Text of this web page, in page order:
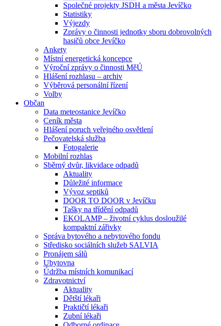
Společné projekty JSDH a města Jevíčko
Statistiky
Výjezdy
Zprávy o činnosti jednotky sboru dobrovolných
hasičů obce Jevíčko
Ankety
Místní energetická koncepce
Výroční zprávy o činnosti MěÚ
Hlášení rozhlasu – archiv
Výběrová personální řízení
Volby
Občan
Data meteostanice Jevíčko
Ceník města
Hlášení poruch veřejného osvětlení
Pečovatelská služba
Fotogalerie
Mobilní rozhlas
Sběrný dvůr, likvidace odpadů
Aktuality
Důležité informace
Vývoz septiků
DOOR TO DOOR v Jevíčku
Tašky na třídění odpadů
EKOLAMP – životní cyklus dosloužilé
kompaktní zářivky
Správa bytového a nebytového fondu
Středisko sociálních služeb SALVIA
Pronájem sálů
Ubytovna
Údržba místních komunikací
Zdravotnictví
Aktuality
Dětští lékaři
Praktičtí lékaři
Zubní lékaři